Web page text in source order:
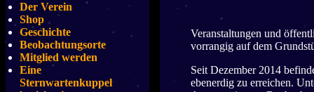
Der Verein
Shop
Geschichte
Beobachtungsorte
Mitglied werden
Eine
Sternwartenkuppel
Veranstaltungen und
vorrangig auf dem
Seit Dezember 2014
ebenerdig zu erreichen.